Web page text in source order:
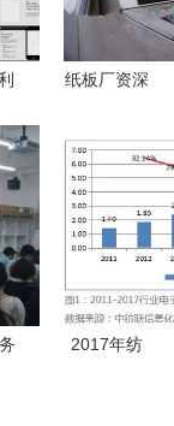
纸板厂资深
弄明白这七
大改变，将
让生意更好
做
2017年纺